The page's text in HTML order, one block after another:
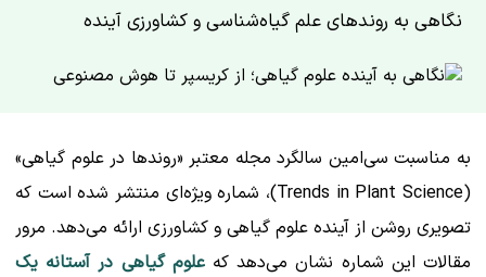
نگاهی به روندهای علم گیاه‌شناسی و کشاورزی آینده
به مناسبت سی‌امین سالگرد مجله معتبر «روندها در علوم گیاهی»
(Trends in Plant Science)، شماره ویژه‌ای منتشر شده است که
تصویری روشن از آینده علوم گیاهی و کشاورزی ارائه می‌دهد. مرور
مقالات این شماره نشان می‌دهد کهعلوم گیاهی در آستانه یک